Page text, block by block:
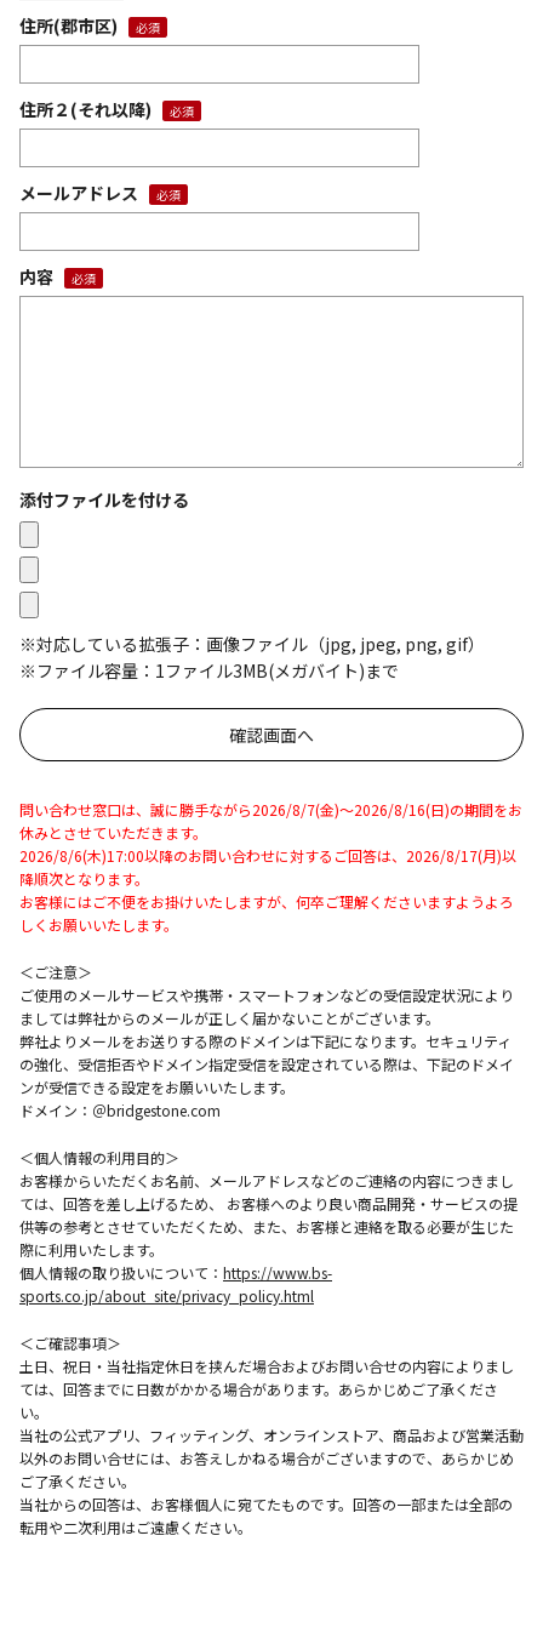
住所(郡市区)
住所２(それ以降)
メールアドレス
内容
添付ファイルを付ける
※対応している拡張子：画像ファイル（jpg, jpeg, png, gif）
※ファイル容量：1ファイル3MB(メガバイト)まで
問い合わせ窓口は、誠に勝手ながら2026/8/7(金)～2026/8/16(日)の期間をお
休みとさせていただきます。
2026/8/6(木)17:00以降のお問い合わせに対するご回答は、2026/8/17(月)以
降順次となります。
お客様にはご不便をお掛けいたしますが、何卒ご理解くださいますようよろ
しくお願いいたします。
＜ご注意＞
ご使用のメールサービスや携帯・スマートフォンなどの受信設定状況により
ましては弊社からのメールが正しく届かないことがございます。
弊社よりメールをお送りする際のドメインは下記になります。セキュリティ
の強化、受信拒否やドメイン指定受信を設定されている際は、下記のドメイ
ンが受信できる設定をお願いいたします。
ドメイン：＠bridgestone.com
＜個人情報の利用目的＞
お客様からいただくお名前、メールアドレスなどのご連絡の内容につきまし
ては、回答を差し上げるため、 お客様へのより良い商品開発・サービスの提
供等の参考とさせていただくため、また、お客様と連絡を取る必要が生じた
際に利用いたします。
個人情報の取り扱いについて： https://www.bs-
sports.co.jp/about_site/privacy_policy.html
＜ご確認事項＞
土日、祝日・当社指定休日を挟んだ場合およびお問い合せの内容によりまし
ては、回答までに日数がかかる場合があります。あらかじめご了承くださ
い。
当社の公式アプリ、フィッティング、オンラインストア、商品および営業活動
以外のお問い合せには、お答えしかねる場合がございますので、あらかじめ
ご了承ください。
当社からの回答は、お客様個人に宛てたものです。回答の一部または全部の
転用や二次利用はご遠慮ください。